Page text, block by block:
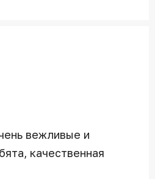
вежливые и
качественная